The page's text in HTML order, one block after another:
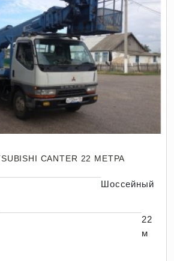
CANTER 22 МЕТРА
Шоссейный
22
м